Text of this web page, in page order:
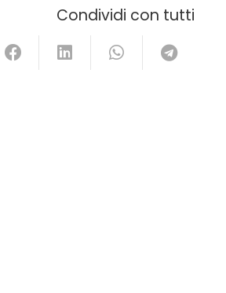
Condividi con tutti